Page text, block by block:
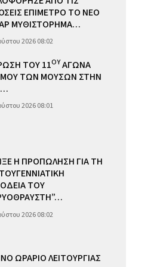
ΕΠΙΜΕΤΡΟ ΤΟ ΝΕΟ
ΜΥΘΙΣΤΟΡΗΜΑ…
2026 08:02
ΤΟΥ 11ΟΥΑΓΩΝΑ
ΤΩΝ ΜΟΥΣΩΝ ΣΤΗΝ
2026 08:01
Η ΠΡΟΠΩΛΗΣΗ ΓΙΑ ΤΗ
ΤΟΥ
2026 08:02
ΩΡΑΡΙΟ ΛΕΙΤΟΥΡΓΙΑΣ